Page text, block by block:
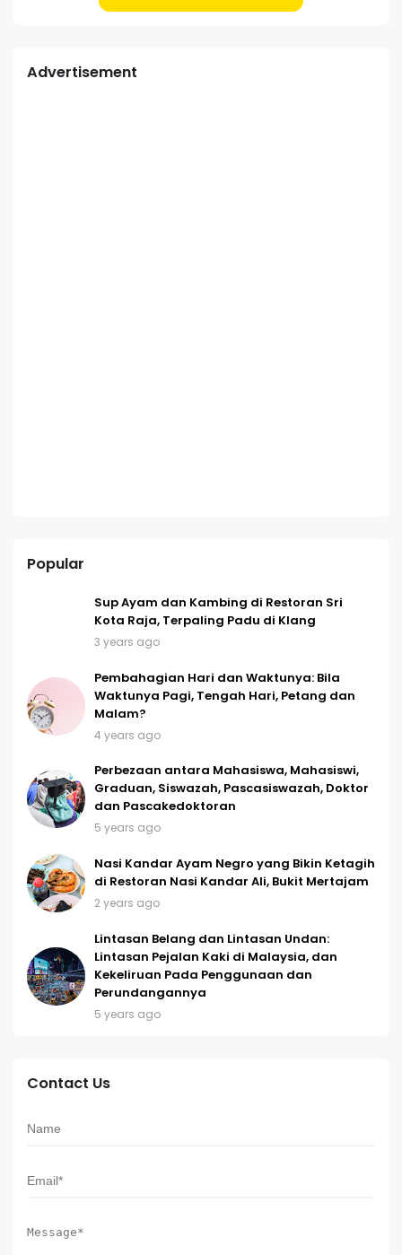
Advertisement
Popular
Sup Ayam dan Kambing di Restoran Sri
Kota Raja, Terpaling Padu di Klang
3 years ago
Pembahagian Hari dan Waktunya: Bila
Waktunya Pagi, Tengah Hari, Petang dan
Malam?
4 years ago
Perbezaan antara Mahasiswa, Mahasiswi,
Graduan, Siswazah, Pascasiswazah, Doktor
dan Pascakedoktoran
5 years ago
Nasi Kandar Ayam Negro yang Bikin Ketagih
di Restoran Nasi Kandar Ali, Bukit Mertajam
2 years ago
Lintasan Belang dan Lintasan Undan:
Lintasan Pejalan Kaki di Malaysia, dan
Kekeliruan Pada Penggunaan dan
Perundangannya
5 years ago
Contact Us